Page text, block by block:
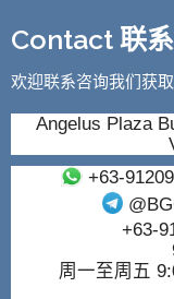
Contact 联
欢迎联系咨询我们获
Angelus Plaza
+63-
+63-
周一至周五